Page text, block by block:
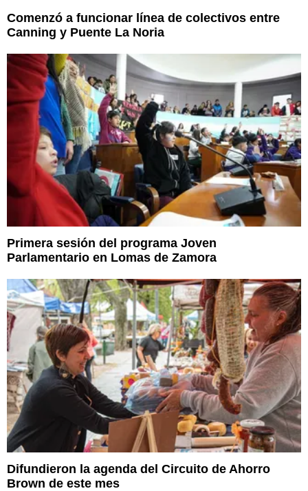
Comenzó a funcionar línea de colectivos entre
Canning y Puente La Noria
Primera sesión del programa Joven
Parlamentario en Lomas de Zamora
Difundieron la agenda del Circuito de Ahorro
Brown de este mes